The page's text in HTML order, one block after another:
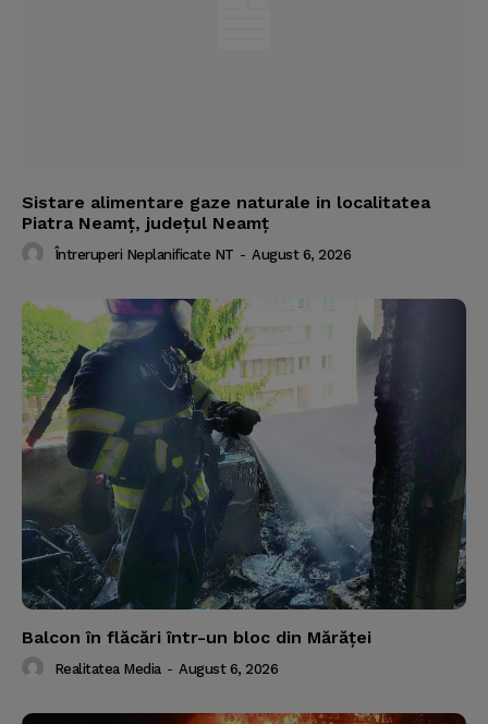
Sistare alimentare gaze naturale in localitatea
Piatra Neamț, județul Neamț
Întreruperi Neplanificate NT - August 6, 2026
Balcon în flăcări într-un bloc din Mărăţei
Realitatea Media - August 6, 2026